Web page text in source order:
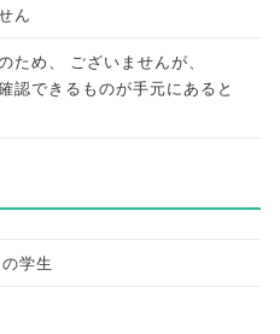
ん
ため、 ございませんが、
認できるものが手元にあると
学生